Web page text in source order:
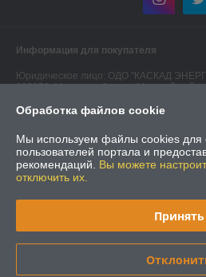
Информация для покупателя
Юридическое лицо: ОДО "КАСКАД
223050, Минская область, Минский
УНП: 190549474
Регистрационный орган: Администрация
Дата регистрации компании: 30.06.2004
Местонахождение книги жалоб и
Колодищанский с/с, р-н а/г Колодищи-2
Обработка файлов cookie
Мы используем файлы cookies для
пользователей портала и
рекомендаций. Вы можете
отключить их.
Принять